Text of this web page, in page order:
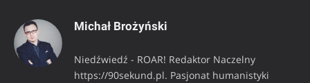
Michał Brożyński
Niedźwiedź - ROAR! Redaktor Naczelny
https://90sekund.pl. Pasjonat humanistyki